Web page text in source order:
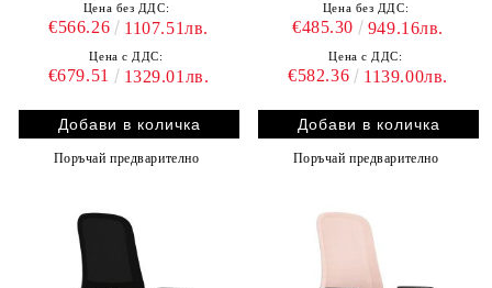
Цена без ДДС:
€566.26 1107.51лв.
Цена с ДДС:
€679.51 1329.01лв.
Поръчай предварително
Цена без ДДС:
€485.30 949.16лв.
Цена с ДДС:
€582.36 1139.00лв.
Поръчай предварително